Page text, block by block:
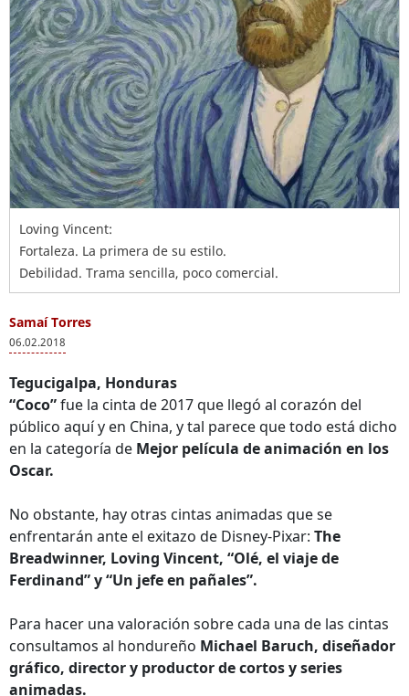
Loving Vincent:
Fortaleza. La primera de su estilo.
Debilidad. Trama sencilla, poco comercial.
Samaí Torres
06.02.2018
Tegucigalpa, Honduras
“Coco”fue la cinta de 2017 que llegó al corazón del
público aquí y en China, y tal parece que todo está dicho
en la categoría de Mejor película de animación en los
Oscar.
No obstante, hay otras cintas animadas que se
enfrentarán ante el exitazo de Disney-Pixar: The
Breadwinner, Loving Vincent, “Olé, el viaje de
Ferdinand” y “Un jefe en pañales”.
Para hacer una valoración sobre cada una de las cintas
consultamos al hondureño Michael Baruch, diseñador
gráfico, director y productor de cortos y series
animadas.